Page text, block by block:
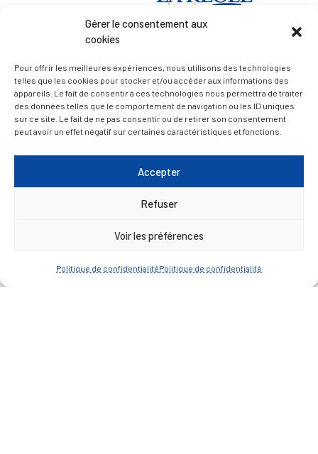
Gérer le consentement aux
cookies
Pour offrir les meilleures expériences, nous utilisons des technologies
telles que les cookies pour stocker et/ou accéder aux informations des
appareils. Le fait de consentir à ces technologies nous permettra de traiter
des données telles que le comportement de navigation ou les ID uniques
sur ce site. Le fait de ne pas consentir ou de retirer son consentement
peut avoir un effet négatif sur certaines caractéristiques et fonctions.
Accepter
Refuser
Voir les préférences
Politique de confidentialitéPolitique de confidentialité
Esplanade Charles de Gaulle
33 190 La Réole
05 56 61 10 11
Du lundi au jeudi inclus : 8h30 à 12h30 et 13h30 à
17h00
Vendredi : 9h00 à 12h00
— Contacter la Mairie